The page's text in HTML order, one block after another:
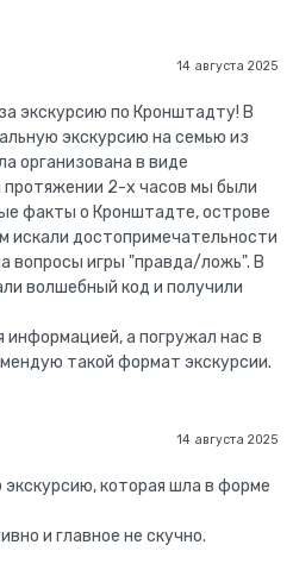
14 августа 2025
экскурсию по Кронштадту! В
экскурсию на семью из
организована в виде
протяжении 2-х часов мы были
факты о Кронштадте, острове
искали достопримечательности
вопросы игры "правда/ложь". В
волшебный код и получили
информацией, а погружал нас в
такой формат экскурсии.
14 августа 2025
которая шла в форме
и главное не скучно.